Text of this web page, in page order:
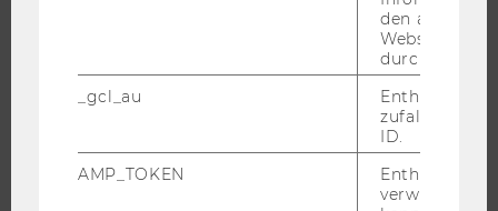
den aktuellen
durch
_gcl_au
Enthält eine
ID.
AMP_TOKEN
Enthält ein
verwendet